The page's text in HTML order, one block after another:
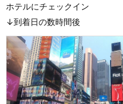
ホテルにチェックイン
↓到着日の数時間後